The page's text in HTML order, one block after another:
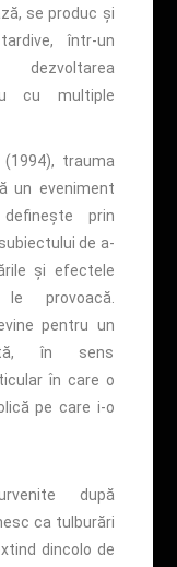
se produc și
într-un
cu multiple
(1994), trauma
un eveniment
prin
de a-
și efectele
provoacă.
pentru un
în sens
în care o
pe care i-o
după
ca tulburări
dincolo de